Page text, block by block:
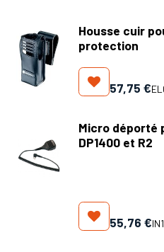
Housse cuir
protection
57,75 €
Micro déporté
DP1400 et R2
55,76 €